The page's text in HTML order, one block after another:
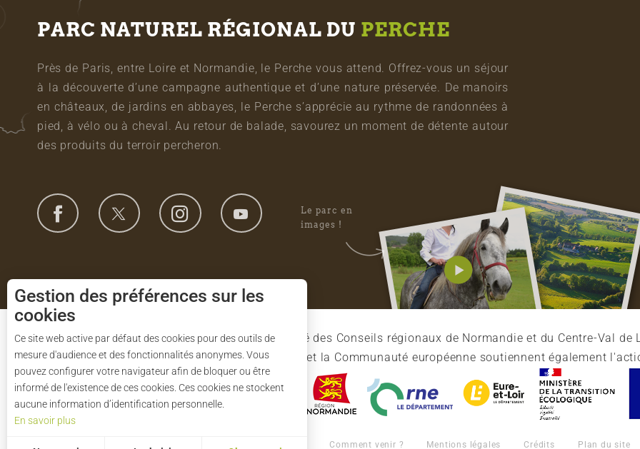
PARC NATUREL RÉGIONAL DU PERCHE
Près de Paris, entre Loire et Normandie, le Perche vous attend. Offrez-vous un séjour
à la découverte d’une campagne authentique et d’une nature préservée. De manoirs
en châteaux, de jardins en abbayes, le Perche s’apprécie au rythme de randonnées à
pied, à vélo ou à cheval. Au retour de balade, savourez un moment de détente autour
des produits du terroir percheron.
Le parc en
images !
Le Syndicat Mixte de gestion du Parc est composé des Conseils régionaux de Normandie et du Centre-Val de
l'Eure-et-Loir et des 91 communes du Parc. L'Etat et la Communauté européenne soutiennent également
Comment venir ? Mentions légales Crédits Plan du site
Gestion des préférences sur les
cookies
Ce site web active par défaut des cookies pour des outils de
mesure d'audience et des fonctionnalités anonymes. Vous
pouvez configurer votre navigateur afin de bloquer ou être
informé de l'existence de ces cookies. Ces cookies ne stockent
aucune information d’identification personnelle.
En savoir plus